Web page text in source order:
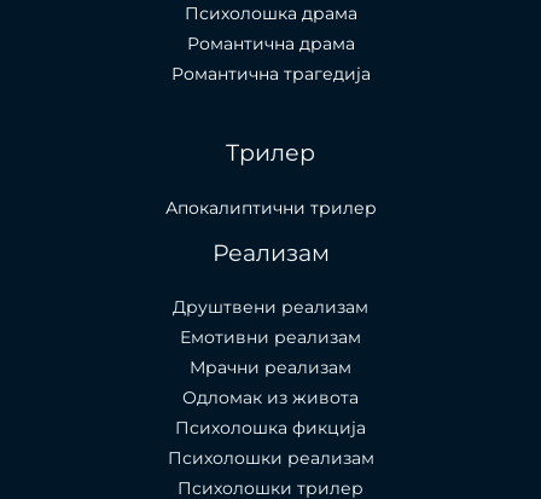
Психолошка драма
Романтична драма
Романтична трагедија
Трилер
Апокалиптични трилер
Реализам
Друштвени реализам
Емотивни реализам
Мрачни реализам
Одломак из живота
Психолошкa фикција
Психолошки реализам
Психолошки трилер